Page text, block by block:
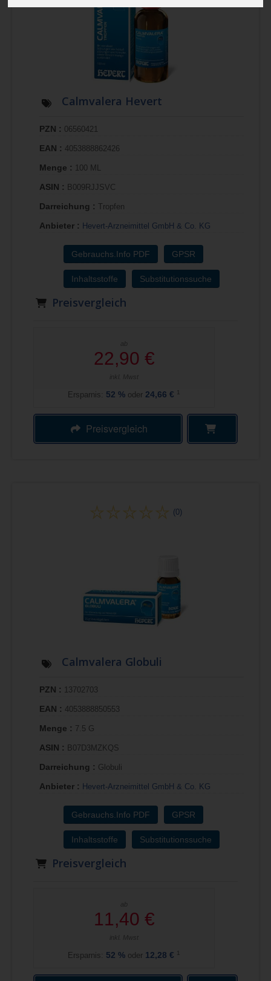
Calmvalera Hevert
PZN : 06560421
EAN : 4053888862426
Menge : 100 ML
ASIN : B009RJJSVC
Darreichung : Tropfen
Anbieter : Hevert-Arzneimittel GmbH & Co. KG
Gebrauchs.Info PDF GPSR
Inhaltsstoffe Substitutionssuche
Preisvergleich
ab
22,90 €
inkl. Mwst
Ersparnis: 52 % oder 24,66 € 1
Preisvergleich
(0)
Calmvalera Globuli
PZN : 13702703
EAN : 4053888850553
Menge : 7.5 G
ASIN : B07D3MZKQS
Darreichung : Globuli
Anbieter : Hevert-Arzneimittel GmbH & Co. KG
Gebrauchs.Info PDF GPSR
Inhaltsstoffe Substitutionssuche
Preisvergleich
ab
11,40 €
inkl. Mwst
Ersparnis: 52 % oder 12,28 € 1